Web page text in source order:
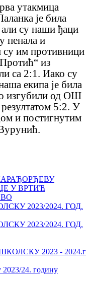
утакмица
је била
су наши ђаци
пенала и
су им противници
из
са 2:1. Иако су
екипа је била
изгубили од ОШ
5:2. У
и постигнутим
У ВРТИЋ
2023/2024. ГОД.
2023/2024. ГОД.
2023 - 2024.г
2023/24. годину